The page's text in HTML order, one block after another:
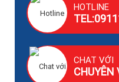
HOTLINE
CHAT VỚI
CHUYÊN